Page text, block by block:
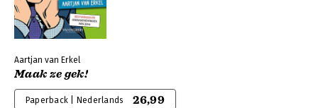
Aartjan van Erkel
Maak ze gek!
Paperback | Nederlands 26,99